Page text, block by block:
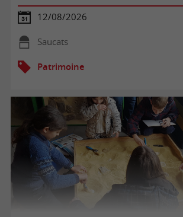
12/08/2026
Saucats
Patrimoine